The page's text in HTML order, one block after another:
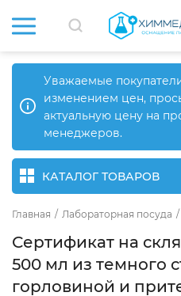
Уважаемые
изменением цен,
актуальную цену на
менеджеров.
КАТАЛОГ ТОВАРОВ
Главная / Лабораторная посуда /
Сертификат на
500 мл из темного
горловиной и